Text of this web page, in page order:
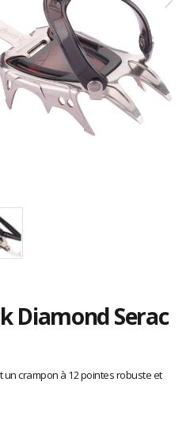
Diamond Serac
un crampon à 12 pointes robuste et